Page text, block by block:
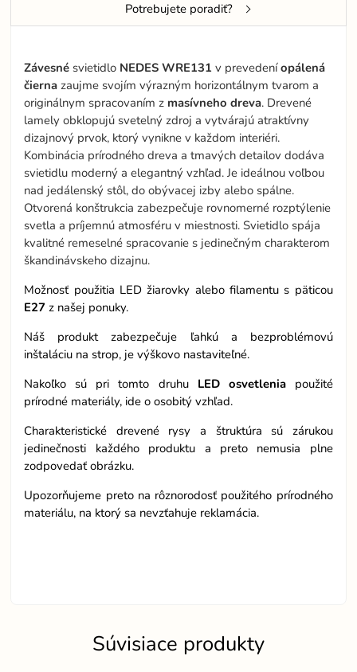
Potrebujete poradiť?
Závesné svietidlo NEDES WRE131 v prevedeníopálená
čierna zaujme svojím výrazným horizontálnym tvarom a
originálnym spracovaním z masívneho dreva. Drevené
lamely obklopujú svetelný zdroj a vytvárajú atraktívny
dizajnový prvok, ktorý vynikne v každom interiéri.
Kombinácia prírodného dreva a tmavých detailov dodáva
svietidlu moderný a elegantný vzhľad. Je ideálnou voľbou
nad jedálenský stôl, do obývacej izby alebo spálne.
Otvorená konštrukcia zabezpečuje rovnomerné rozptýlenie
svetla a príjemnú atmosféru v miestnosti. Svietidlo spája
kvalitné remeselné spracovanie s jedinečným charakterom
škandinávskeho dizajnu.
Možnosť použitia LED žiarovky alebo filamentu s päticou
E27 z našej ponuky.
Náš produkt zabezpečuje ľahkú a bezproblémovú
inštaláciu na strop, je výškovo nastaviteľné.
Nakoľko sú pri tomto druhu LED osvetleniapoužité
prírodné materiály, ide o osobitý vzhľad.
Charakteristické drevené rysy a štruktúra sú zárukou
jedinečnosti každého produktu a preto nemusia plne
zodpovedať obrázku.
Upozorňujeme preto na rôznorodosť použitého prírodného
materiálu, na ktorý sa nevzťahuje reklamácia.
Súvisiace produkty